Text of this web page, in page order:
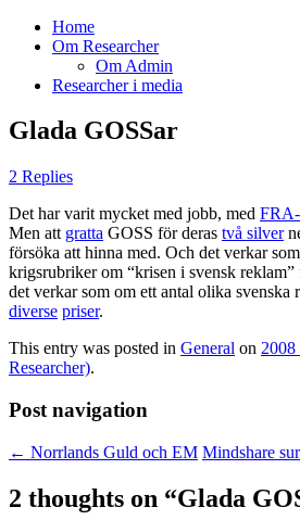
Home
Om Researcher
Om Admin
Researcher i media
Glada GOSSar
2 Replies
Det har varit mycket med jobb, med
Men att gratta GOSS för deras två silver
försöka att hinna med. Och det verkar
krigsrubriker om “krisen i svensk
det verkar som om ett antal olika svenska
diverse priser.
This entry was posted in General on 2008
Researcher).
Post navigation
← Norrlands Guld och EM Mindshare
2 thoughts on “Glada